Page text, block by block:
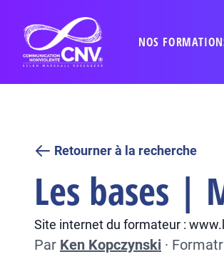
NOS
Retourner à la recherche
Les bases |
Site internet du formateur :
Par Ken Kopczynski ·